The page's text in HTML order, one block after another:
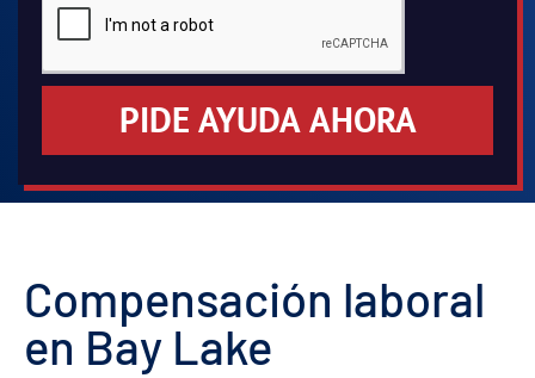
PIDE AYUDA AHORA
Compensación laboral
en Bay Lake